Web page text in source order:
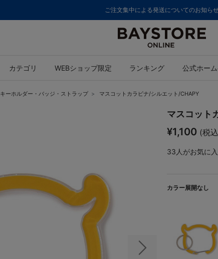
ご注文集中による発送についてのお知ら
カテゴリ WEBショップ限定 ランキング 公式ホー
キーホルダー・バッジ・ストラップ マスコットカラビナ/シルエット/CHAPY
次の画像
マスコット
¥1,100 (税
33 人がお気に
カラー展開なし